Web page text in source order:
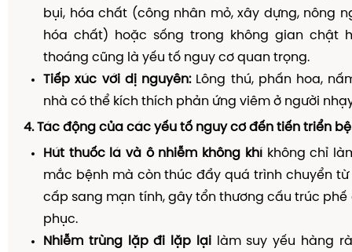
bụi, hóa chất (công nhân mỏ, xây dựng, nông
hóa chất) hoặc sống trong không gian chật
thoáng cũng là yếu tố nguy cơ quan trọng.
Tiếp xúc với dị nguyên:Lông thú, phấn hoa,
nhà có thể kích thích phản ứng viêm ở người
4. Tác động của các yếu tố nguy cơ đến tiến triển
Hút thuốc lá và ô nhiễm không khíkhông chỉ
mắc bệnh mà còn thúc đẩy quá trình chuyển
cấp sang mạn tính, gây tổn thương cấu trúc phế
phục.
Nhiễm trùng lặp đi lặp lạilàm suy yếu hàng